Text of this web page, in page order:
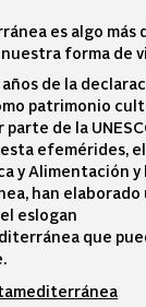
es algo más
forma de
de la
patrimonio
de la
efemérides,
y Alimentación y
han elaborado
eslogan
que